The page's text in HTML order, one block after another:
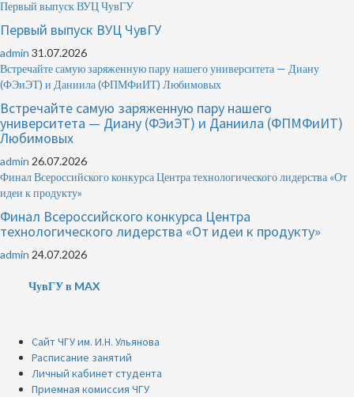
Первый выпуск ВУЦ ЧувГУ
Первый выпуск ВУЦ ЧувГУ
admin 31.07.2026
Встречайте самую заряженную пару нашего университета — Диану
(ФЭиЭТ) и Даниила (ФПМФиИТ) Любимовых
Встречайте самую заряженную пару нашего
университета — Диану (ФЭиЭТ) и Даниила (ФПМФиИТ)
Любимовых
admin 26.07.2026
Финал Всероссийского конкурса Центра технологического лидерства «От
идеи к продукту»
Финал Всероссийского конкурса Центра
технологического лидерства «От идеи к продукту»
admin 24.07.2026
ЧувГУ в MAX
Сайт ЧГУ им. И.Н. Ульянова
Расписание занятий
Личный кабинет студента
Приемная комиссия ЧГУ